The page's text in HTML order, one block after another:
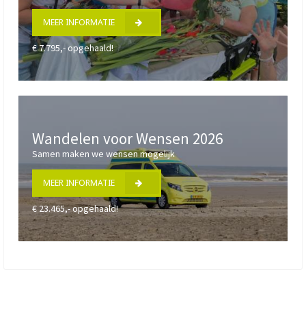
MEER INFORMATIE
€ 7.795,- opgehaald!
Wandelen voor Wensen 2026
Samen maken we wensen mogelijk
MEER INFORMATIE
€ 23.465,- opgehaald!